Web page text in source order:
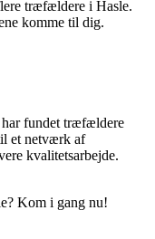
træfældere i Hasle.
komme til dig.
har fundet træfældere
et netværk af
kvalitetsarbejde.
Kom i gang nu!